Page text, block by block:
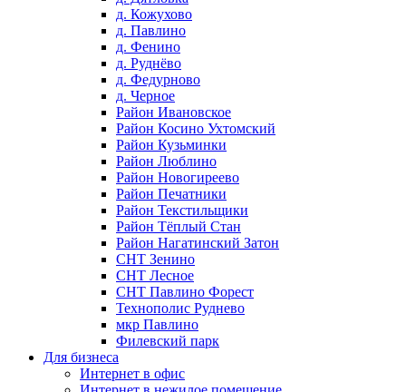
д. Кожухово
д. Павлино
д. Фенино
д. Руднёво
д. Федурново
д. Черное
Район Ивановское
Район Косино Ухтомский
Район Кузьминки
Район Люблино
Район Новогиреево
Район Печатники
Район Текстильщики
Район Тёплый Стан
Район Нагатинский Затон
СНТ Зенино
СНТ Лесное
СНТ Павлино Форест
Технополис Руднево
мкр Павлино
Филевский парк
Для бизнеса
Интернет в офис